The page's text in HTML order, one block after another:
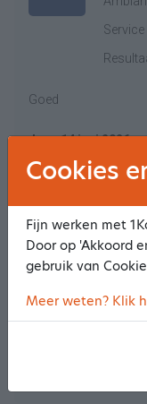
Service
Goed
Jan - 14 juni 2026
8.3
Prijs &
Service
Cookies
Fijn werken met
Door op 'Akkoord
gebruik van
Meer weten? Klik